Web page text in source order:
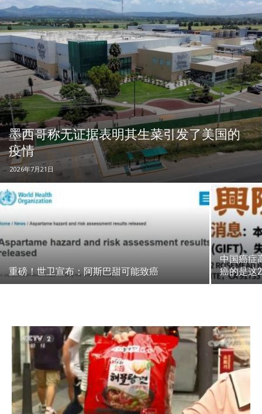
墨西哥称无证据表明其生菜引发了美国的
疫情
2026年7月21日
重磅！世卫宣布：阿斯巴甜可能致癌
中国癌症
癌的是这